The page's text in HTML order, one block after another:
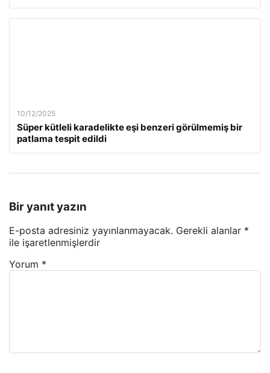
10/12/2025
Süper kütleli karadelikte eşi benzeri görülmemiş bir
patlama tespit edildi
Bir yanıt yazın
E-posta adresiniz yayınlanmayacak. Gerekli alanlar *
ile işaretlenmişlerdir
Yorum *